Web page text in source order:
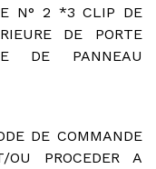
N° 2 *3 CLIP DE
DE PORTE
DE PANNEAU
DE COMMANDE
OU PROCEDER A